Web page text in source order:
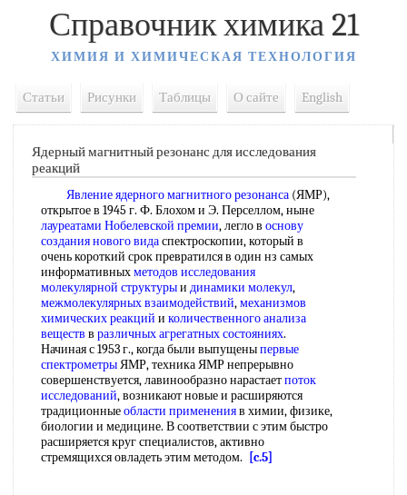
Справочник химика 21
ХИМИЯ И ХИМИЧЕСКАЯ ТЕХНОЛОГИЯ
Статьи Рисунки Таблицы О сайте English
Ядерный магнитный резонанс для исследования
реакций
Явление ядерного магнитного резонанса (ЯМР),
открытое в 1945 г. Ф. Блохом и Э. Перселлом, ныне
лауреатами Нобелевской премии, легло в основу
созданиянового видаспектроскопии, который в
очень короткий срок превратился в один нз самых
информативныхметодов исследования
молекулярной структурыи динамики молекул,
межмолекулярных взаимодействий,механизмов
химических реакций и количественного анализа
веществ в различных агрегатных состояниях.
Начиная с 1953 г., когда были выпущеныпервые
спектрометрыЯМР, техника ЯМР непрерывно
совершенствуется, лавинообразно нарастаетпоток
исследований, возникают новые и расширяются
традиционныеобласти примененияв химии, физике,
биологии и медицине. В соответствии с этим быстро
расширяется круг специалистов, активно
стремящихся овладеть этим методом.
[c.5]